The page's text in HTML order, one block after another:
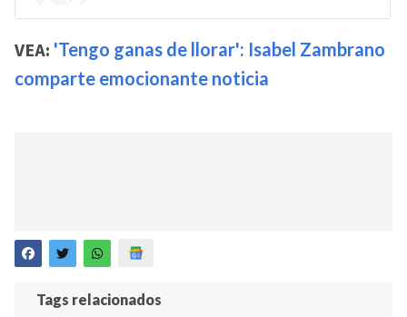
VEA: 'Tengo ganas de llorar': Isabel Zambrano
comparte emocionante noticia
Tags relacionados